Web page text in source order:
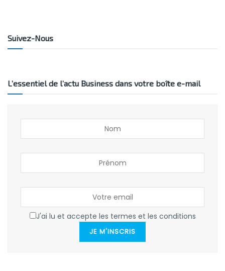
Suivez-Nous
L’essentiel de l’actu Business dans votre boîte e-mail
J'ai lu et accepte les termes et les conditions
JE M'INSCRIS